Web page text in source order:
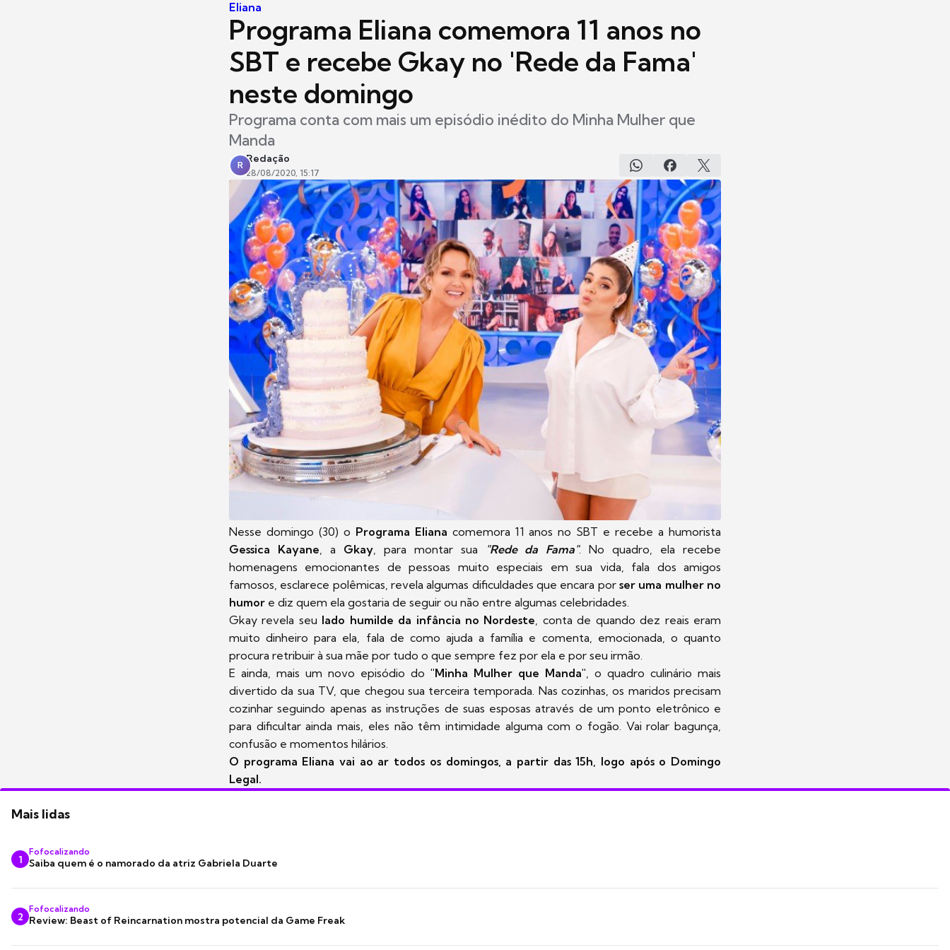
Eliana
Programa Eliana comemora 11 anos no
SBT e recebe Gkay no 'Rede da Fama'
neste domingo
Programa conta com mais um episódio inédito do Minha Mulher que
Manda
R
Redação
28/08/2020, 15:17
Nesse domingo (30) o Programa Eliana comemora 11 anos no SBT e recebe a humorista
Gessica Kayane , a Gkay, para montar sua "Rede da Fama". No quadro, ela recebe
homenagens emocionantes de pessoas muito especiais em sua vida, fala dos amigos
famosos, esclarece polêmicas, revela algumas dificuldades que encara porser uma mulher no
humor e diz quem ela gostaria de seguir ou não entre algumas celebridades.
Gkay revela seu lado humilde da infância no Nordeste , conta de quando dez reais eram
muito dinheiro para ela, fala de como ajuda a família e comenta, emocionada, o quanto
procura retribuir à sua mãe por tudo o que sempre fez por ela e por seu irmão.
E ainda, mais um novo episódio do "Minha Mulher que Manda" , o quadro culinário mais
divertido da sua TV, que chegou sua terceira temporada. Nas cozinhas, os maridos precisam
cozinhar seguindo apenas as instruções de suas esposas através de um ponto eletrônico e
para dificultar ainda mais, eles não têm intimidade alguma com o fogão. Vai rolar bagunça,
confusão e momentos hilários.
O programa Eliana vai ao ar todos os domingos, a partir das 15h, logo após o Domingo
Legal.
Mais lidas
1
Fofocalizando
Saiba quem é o namorado da atriz Gabriela Duarte
2
Fofocalizando
Review: Beast of Reincarnation mostra potencial da Game Freak